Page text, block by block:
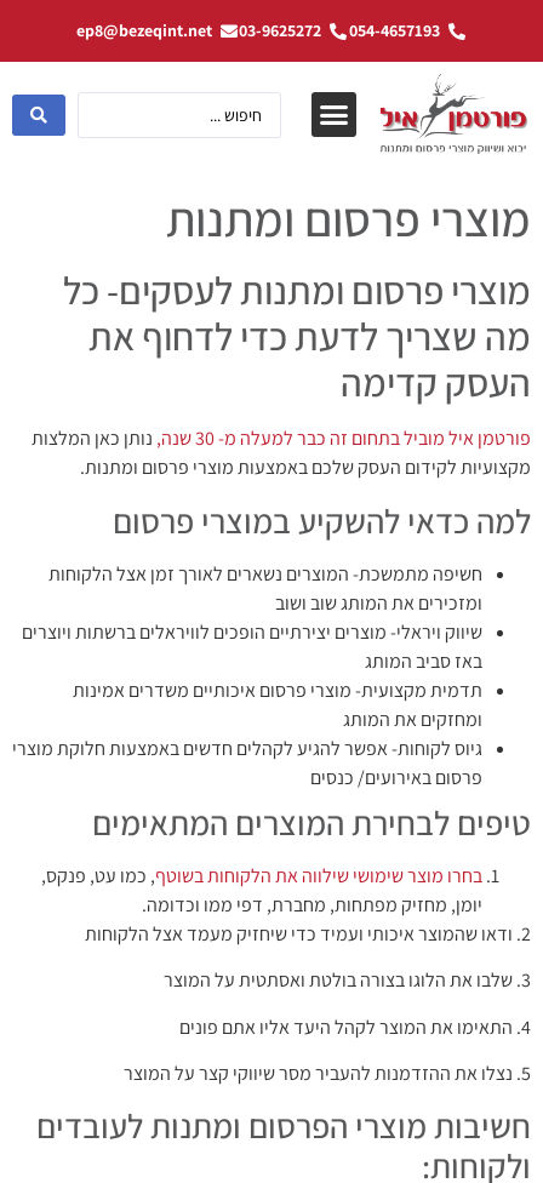
054-4657193
03-9625272
ep8@bezeqint.net
מוצרי פרסום ומתנות
מוצרי פרסום ומתנות לעסקים- כל
מה שצריך לדעת כדי לדחוף את
העסק קדימה
פורטמן איל מוביל בתחום זה כבר למעלה מ- 30 שנה,
נותן כאן המלצות
מקצועיות לקידום העסק שלכם באמצעות מוצרי פרסום ומתנות.
למה כדאי להשקיע במוצרי פרסום
חשיפה מתמשכת- המוצרים נשארים לאורך זמן אצל הלקוחות
ומזכירים את המותג שוב ושוב
שיווק ויראלי- מוצרים יצירתיים הופכים לוויראלים ברשתות ויוצרים
באז סביב המותג
תדמית מקצועית- מוצרי פרסום איכותיים משדרים אמינות
ומחזקים את המותג
גיוס לקוחות- אפשר להגיע לקהלים חדשים באמצעות חלוקת מוצרי
פרסום באירועים/ כנסים
טיפים לבחירת המוצרים המתאימים
בחרו מוצר שימושי שילווה את הלקוחות בשוטף, כמו עט, פנקס,
יומן, מחזיק מפתחות, מחברת, דפי ממו וכדומה.
2. ודאו שהמוצר איכותי ועמיד כדי שיחזיק מעמד אצל הלקוחות
3. שלבו את הלוגו בצורה בולטת ואסתטית על המוצר
4. התאימו את המוצר לקהל היעד אליו אתם פונים
5. נצלו את ההזדמנות להעביר מסר שיווקי קצר על המוצר
חשיבות מוצרי הפרסום ומתנות לעובדים
ולקוחות: